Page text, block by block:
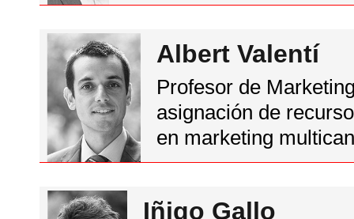
Albert Valentí
Profesor de
asignación de
en marketing
Iñigo Gallo